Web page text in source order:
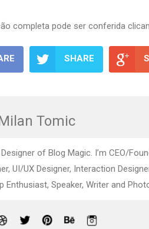
completa pode ser conferida
SHARE
Tomic
Designer of Blog Magic. I’m CEO/
UI/UX Designer, Interaction
Enthusiast, Speaker, Writer and